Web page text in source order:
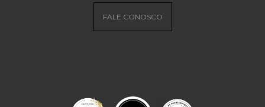
FALE CONOSCO